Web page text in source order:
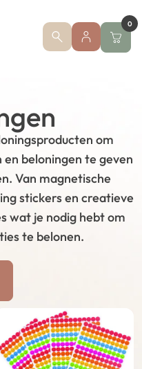
0
om
beloningen te geven
Van magnetische
stickers en creatieve
wat je nodig hebt om
te belonen.